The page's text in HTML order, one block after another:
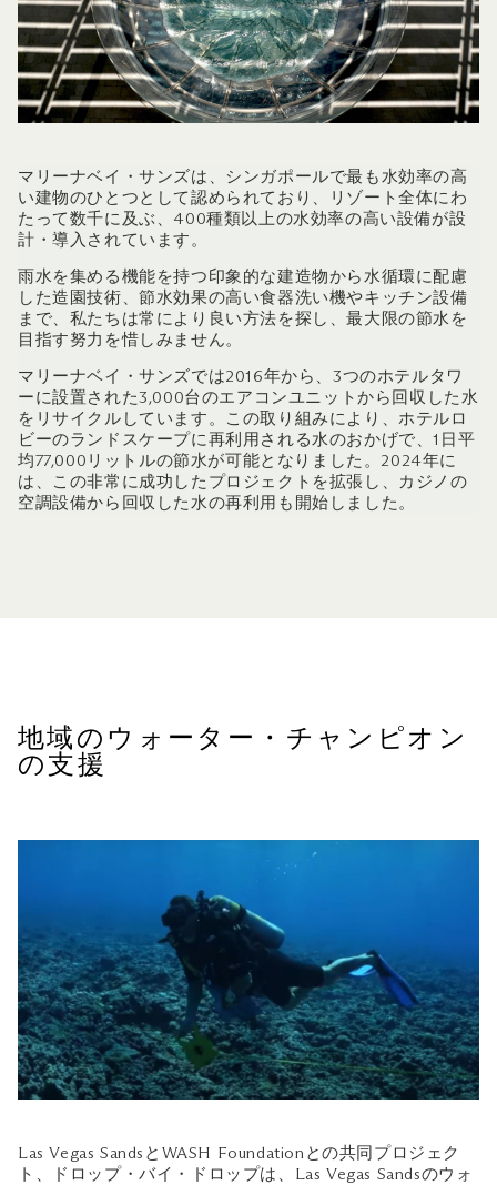
マリーナベイ・サンズは、シンガポールで最も水効率の高
い建物のひとつとして認められており、リゾート全体にわ
たって数千に及ぶ、400種類以上の水効率の高い設備が設
計・導入されています。
雨水を集める機能を持つ印象的な建造物から水循環に配慮
した造園技術、節水効果の高い食器洗い機やキッチン設備
まで、私たちは常により良い方法を探し、最大限の節水を
目指す努力を惜しみません。
マリーナベイ・サンズでは2016年から、3つのホテルタワ
ーに設置された3,000台のエアコンユニットから回収した水
をリサイクルしています。この取り組みにより、ホテルロ
ビーのランドスケープに再利用される水のおかげで、1日平
均77,000リットルの節水が可能となりました。2024年に
は、この非常に成功したプロジェクトを拡張し、カジノの
空調設備から回収した水の再利用も開始しました。
地域のウォーター・チャンピオン
の支援
Las Vegas SandsとWASH Foundationとの共同プロジェク
ト、ドロップ・バイ・ドロップは、Las Vegas Sandsのウォ